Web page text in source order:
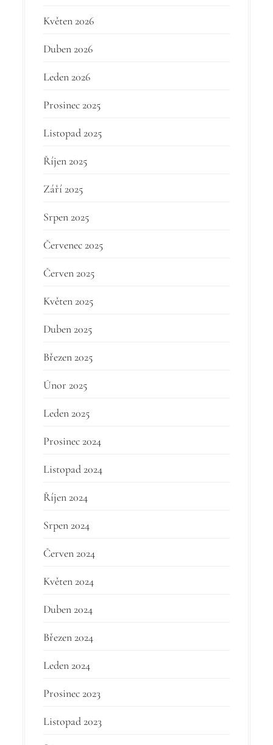
Květen 2026
Duben 2026
Leden 2026
Prosinec 2025
Listopad 2025
Říjen 2025
Září 2025
Srpen 2025
Červenec 2025
Červen 2025
Květen 2025
Duben 2025
Březen 2025
Únor 2025
Leden 2025
Prosinec 2024
Listopad 2024
Říjen 2024
Srpen 2024
Červen 2024
Květen 2024
Duben 2024
Březen 2024
Leden 2024
Prosinec 2023
Listopad 2023